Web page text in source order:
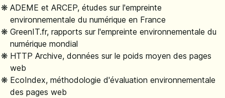
ADEME et ARCEP, études sur l'empreinte
environnementale du numérique en France
GreenIT.fr, rapports sur l'empreinte environnementale du
numérique mondial
HTTP Archive, données sur le poids moyen des pages
web
EcoIndex, méthodologie d'évaluation environnementale
des pages web